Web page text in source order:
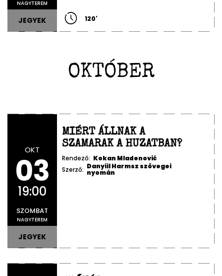
NAGYTEREM
JEGYEK 120'
OKTÓBER
OKT
03
19:00
SZOMBAT
NAGYTEREM
JEGYEK
MIÉRT ÁLLNAK A
SZAMARAK A HUZATBAN?
Rendező: Kokan Mladenović
Szerző: Danyiil Harmsz szövegei
nyomán